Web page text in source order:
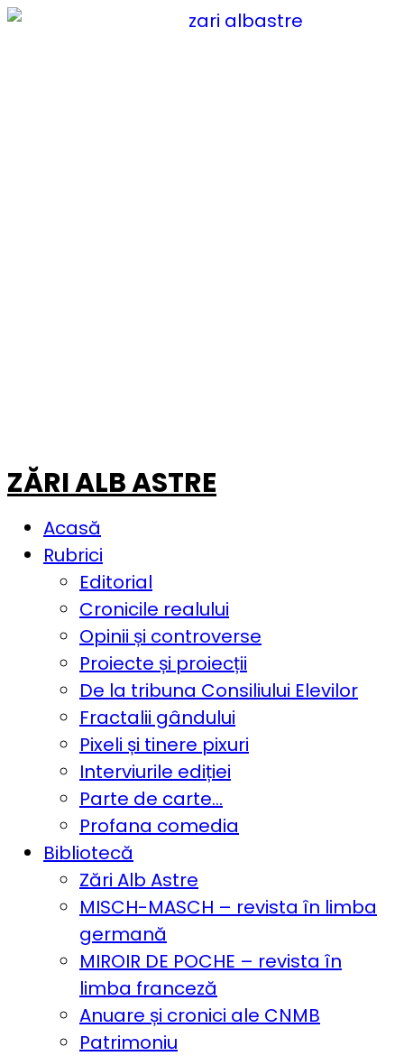
ZĂRI ALB ASTRE
Acasă
Rubrici
Editorial
Cronicile realului
Opinii și controverse
Proiecte și proiecții
De la tribuna Consiliului Elevilor
Fractalii gândului
Pixeli și tinere pixuri
Interviurile ediției
Parte de carte…
Profana comedia
Bibliotecă
Zări Alb Astre
MISCH-MASCH – revista în limba
germană
MIROIR DE POCHE – revista în
limba franceză
Anuare și cronici ale CNMB
Patrimoniu